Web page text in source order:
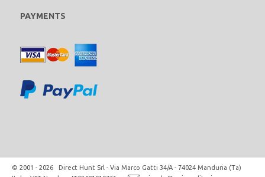
PAYMENTS
© 2001 - 2026 Direct Hunt Srl - Via Marco Gatti 34/A - 74024 Manduria (Ta)